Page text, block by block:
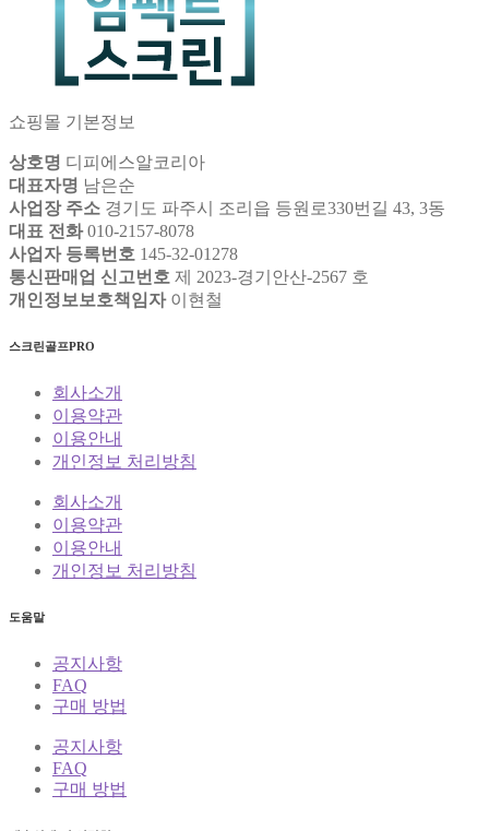
쇼핑몰 기본정보
상호명 디피에스알코리아
대표자명 남은순
사업장 주소 경기도 파주시 조리읍 등원로330번길 43, 3동
대표 전화010-2157-8078
사업자 등록번호 145-32-01278
통신판매업 신고번호 제 2023-경기안산-2567 호
개인정보보호책임자이현철
스크린골프PRO
회사소개
이용약관
이용안내
개인정보 처리방침
회사소개
이용약관
이용안내
개인정보 처리방침
도움말
공지사항
FAQ
구매 방법
공지사항
FAQ
구매 방법